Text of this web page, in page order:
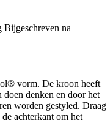
Bijgeschreven na
vorm. De kroon heeft
denken en door het
worden gestyled. Draag
achterkant om het